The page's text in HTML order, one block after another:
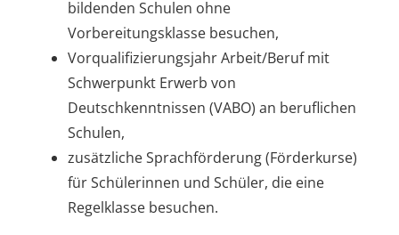
bildenden Schulen ohne
Vorbereitungsklasse besuchen,
Vorqualifizierungsjahr Arbeit/Beruf mit
Schwerpunkt Erwerb von
Deutschkenntnissen (VABO) an beruflichen
Schulen,
zusätzliche Sprachförderung (Förderkurse)
für Schülerinnen und Schüler, die eine
Regelklasse besuchen.